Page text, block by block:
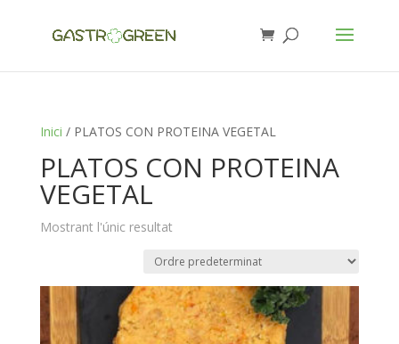
Inici / PLATOS CON PROTEINA VEGETAL
PLATOS CON PROTEINA
VEGETAL
Mostrant l'únic resultat